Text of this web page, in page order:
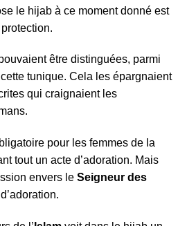
le hijab à ce moment donné est
être distinguées, parmi
tunique. Cela les épargnaient
qui craignaient les
pour les femmes de la
tout un acte d’adoration. Mais
envers le Seigneur des